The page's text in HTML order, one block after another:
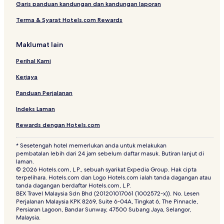
Garis panduan kandungan dan kandungan laporan
Terma & Syarat Hotels.com Rewards
Maklumat lain
Perihal Kami
Kerjaya
Panduan Perjalanan
Indeks Laman
Rewards dengan Hotels.com
* Sesetengah hotel memerlukan anda untuk melakukan
pembatalan lebih dari 24 jam sebelum daftar masuk. Butiran lanjut di
laman.
© 2026 Hotels.com, L.P., sebuah syarikat Expedia Group. Hak cipta
terpelihara. Hotels.com dan Logo Hotels.com ialah tanda dagangan atau
tanda dagangan berdaftar Hotels.com, L.P.
BEX Travel Malaysia Sdn Bhd (201201017061 (1002572-x)). No. Lesen
Perjalanan Malaysia KPK 8269, Suite 6-04A, Tingkat 6, The Pinnacle,
Persiaran Lagoon, Bandar Sunway, 47500 Subang Jaya, Selangor,
Malaysia.